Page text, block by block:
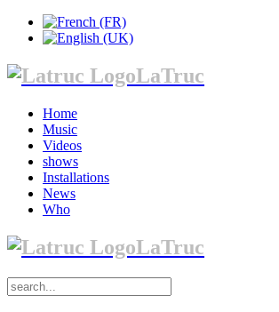
LaTruc
Home
Music
Videos
shows
Installations
News
Who
LaTruc